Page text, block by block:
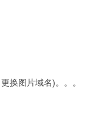
换图片域名)。。。